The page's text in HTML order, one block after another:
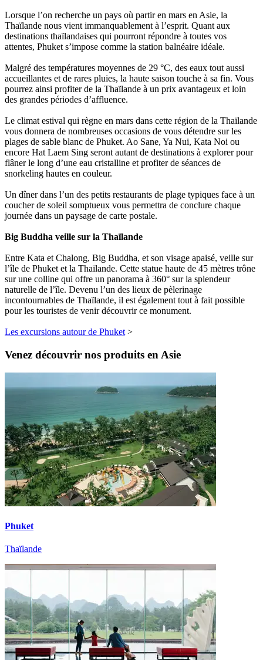
Lorsque l’on recherche un pays où partir en mars en Asie, la
Thaïlande nous vient immanquablement à l’esprit. Quant aux
destinations thaïlandaises qui pourront répondre à toutes vos
attentes, Phuket s’impose comme la station balnéaire idéale.
Malgré des températures moyennes de 29 °C, des eaux tout aussi
accueillantes et de rares pluies, la haute saison touche à sa fin. Vous
pourrez ainsi profiter de la Thaïlande à un prix avantageux et loin
des grandes périodes d’affluence.
Le climat estival qui règne en mars dans cette région de la Thaïlande
vous donnera de nombreuses occasions de vous détendre sur les
plages de sable blanc de Phuket. Ao Sane, Ya Nui, Kata Noi ou
encore Hat Laem Sing seront autant de destinations à explorer pour
flâner le long d’une eau cristalline et profiter de séances de
snorkeling hautes en couleur.
Un dîner dans l’un des petits restaurants de plage typiques face à un
coucher de soleil somptueux vous permettra de conclure chaque
journée dans un paysage de carte postale.
Big Buddha veille sur la Thaïlande
Entre Kata et Chalong, Big Buddha, et son visage apaisé, veille sur
l’île de Phuket et la Thaïlande. Cette statue haute de 45 mètres trône
sur une colline qui offre un panorama à 360° sur la splendeur
naturelle de l’île. Devenu l’un des lieux de pèlerinage
incontournables de Thaïlande, il est également tout à fait possible
pour les touristes de venir découvrir ce monument.
Les excursions autour de Phuket >
Venez découvrir nos produits en Asie
Phuket
Thaïlande